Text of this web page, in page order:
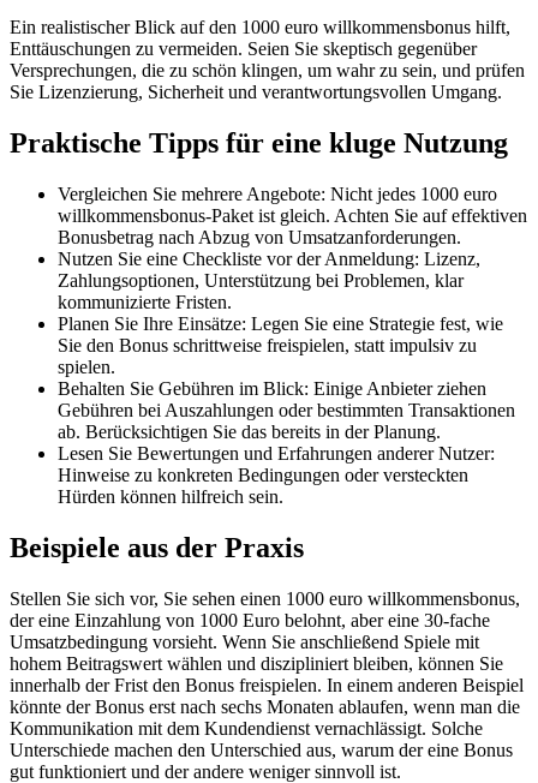
Ein realistischer Blick auf den 1000 euro willkommensbonus hilft,
Enttäuschungen zu vermeiden. Seien Sie skeptisch gegenüber
Versprechungen, die zu schön klingen, um wahr zu sein, und prüfen
Sie Lizenzierung, Sicherheit und verantwortungsvollen Umgang.
Praktische Tipps für eine kluge Nutzung
Vergleichen Sie mehrere Angebote: Nicht jedes 1000 euro
willkommensbonus-Paket ist gleich. Achten Sie auf effektiven
Bonusbetrag nach Abzug von Umsatzanforderungen.
Nutzen Sie eine Checkliste vor der Anmeldung: Lizenz,
Zahlungsoptionen, Unterstützung bei Problemen, klar
kommunizierte Fristen.
Planen Sie Ihre Einsätze: Legen Sie eine Strategie fest, wie
Sie den Bonus schrittweise freispielen, statt impulsiv zu
spielen.
Behalten Sie Gebühren im Blick: Einige Anbieter ziehen
Gebühren bei Auszahlungen oder bestimmten Transaktionen
ab. Berücksichtigen Sie das bereits in der Planung.
Lesen Sie Bewertungen und Erfahrungen anderer Nutzer:
Hinweise zu konkreten Bedingungen oder versteckten
Hürden können hilfreich sein.
Beispiele aus der Praxis
Stellen Sie sich vor, Sie sehen einen 1000 euro willkommensbonus,
der eine Einzahlung von 1000 Euro belohnt, aber eine 30-fache
Umsatzbedingung vorsieht. Wenn Sie anschließend Spiele mit
hohem Beitragswert wählen und diszipliniert bleiben, können Sie
innerhalb der Frist den Bonus freispielen. In einem anderen Beispiel
könnte der Bonus erst nach sechs Monaten ablaufen, wenn man die
Kommunikation mit dem Kundendienst vernachlässigt. Solche
Unterschiede machen den Unterschied aus, warum der eine Bonus
gut funktioniert und der andere weniger sinnvoll ist.